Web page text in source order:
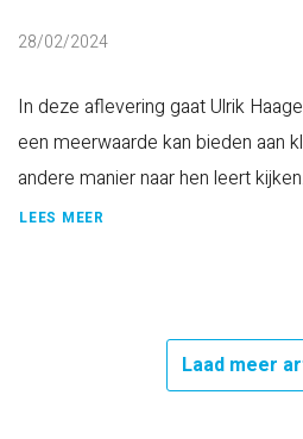
28/02/2024
In deze aflevering gaat Ulrik
een meerwaarde kan bieden aan
andere manier naar hen leert kijken.
LEES MEER
Laad meer